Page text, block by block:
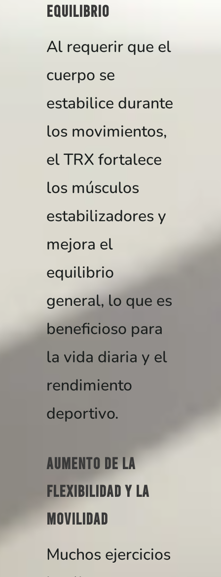
equilibrio
Al requerir que el
cuerpo se
estabilice durante
los movimientos,
el TRX fortalece
los músculos
estabilizadores y
mejora el
equilibrio
general, lo que es
beneficioso para
la vida diaria y el
rendimiento
deportivo.
Aumento de la
flexibilidad y la
movilidad
Muchos ejercicios